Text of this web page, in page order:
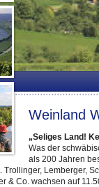
Weinland
„Seliges Land!
Was der
als 200 Jahren
Trollinger, Lemberger,
& Co. wachsen auf